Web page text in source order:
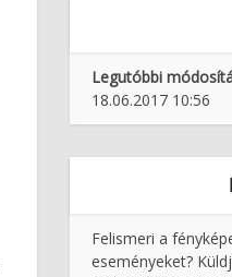
Legutóbbi
18.06.2017 10:56
Felismeri a
eseményeket?